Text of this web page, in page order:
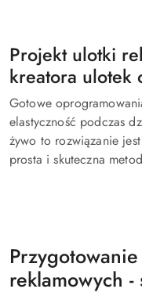
Projekt ulotki
kreatora ulotek
Gotowe
elastyczność podczas
żywo to rozwiązanie
prosta i skuteczna
reklamowych